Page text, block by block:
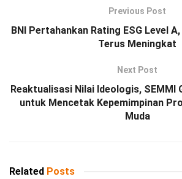
Previous Post
BNI Pertahankan Rating ESG Level
Terus Meningkat
Next Post
Reaktualisasi Nilai Ideologis, SEMMI
untuk Mencetak Kepemimpinan
Muda
Related Posts